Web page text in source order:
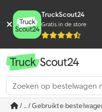
TruckScout24
Gratis in de store
/ ... / Gebruikte